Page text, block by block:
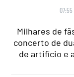
Milhares de
concerto de
de artifício e